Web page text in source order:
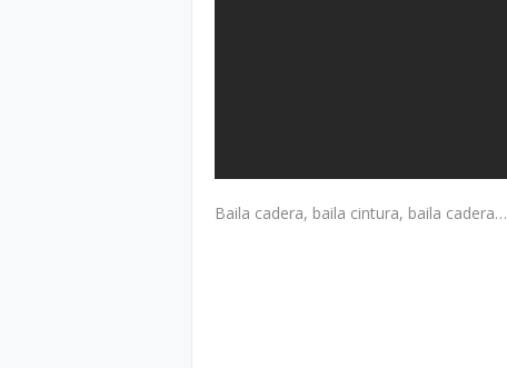
Baila cadera, baila cintura, baila cadera…